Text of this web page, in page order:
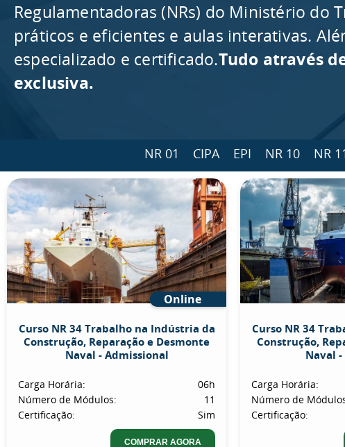
Regulamentadoras (NRs) do Ministério do
práticos e eficientes e aulas interativas.
especializado e certificado.Tudo através
exclusiva.
NR 01 CIPA EPI NR 10 NR
Online
Curso NR 34 Trabalho na Indústria da
Construção, Reparação e Desmonte
Naval - Admissional
Carga Horária:
06h
Número de Módulos:
11
Certificação:
Sim
COMPRAR AGORA
Curso NR 34
Construção,
Naval
Carga Horária:
Número de
Certificação: